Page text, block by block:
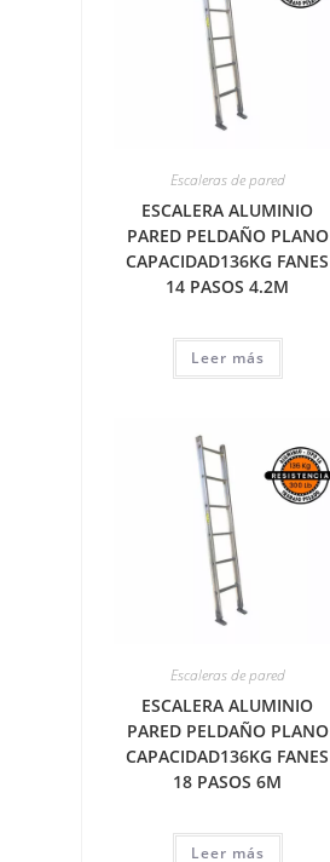
Escaleras de pared
ESCALERA ALUMINIO
PARED PELDAÑO PLANO
CAPACIDAD136KG FANES
14 PASOS 4.2M
Leer más
Escaleras de pared
ESCALERA ALUMINIO
PARED PELDAÑO PLANO
CAPACIDAD136KG FANES
18 PASOS 6M
Leer más